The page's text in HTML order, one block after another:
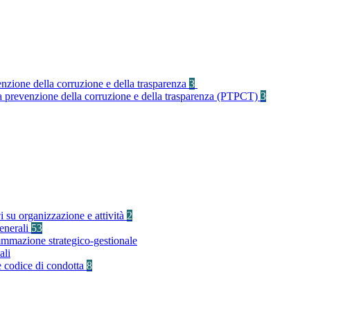
della corruzione e della trasparenza 3
prevenzione della corruzione e della trasparenza (PTPCT) 3
organizzazione e attività 2
53
strategico-gestionale
codice di condotta 8